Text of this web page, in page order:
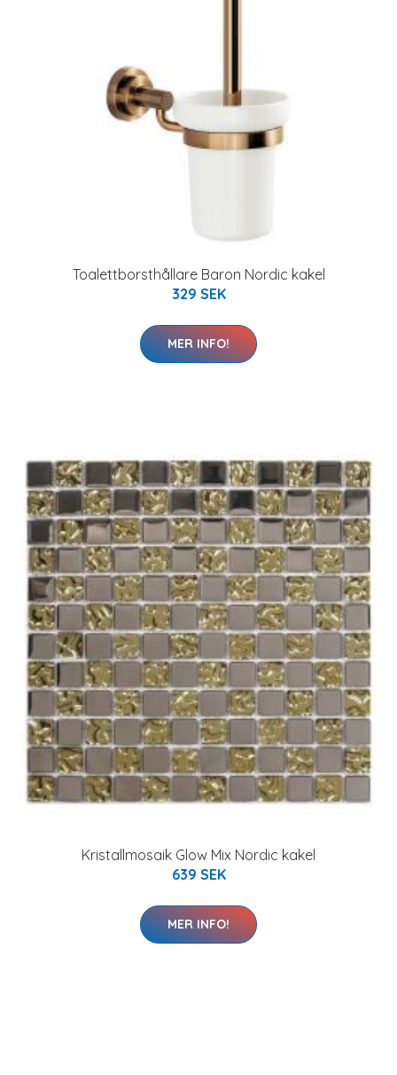
Toalettborsthållare Baron Nordic kakel
329 SEK
MER INFO!
Kristallmosaik Glow Mix Nordic kakel
639 SEK
MER INFO!